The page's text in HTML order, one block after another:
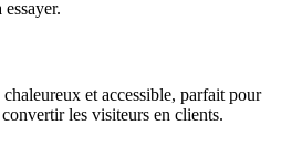
et accessible, parfait pour
les visiteurs en clients.